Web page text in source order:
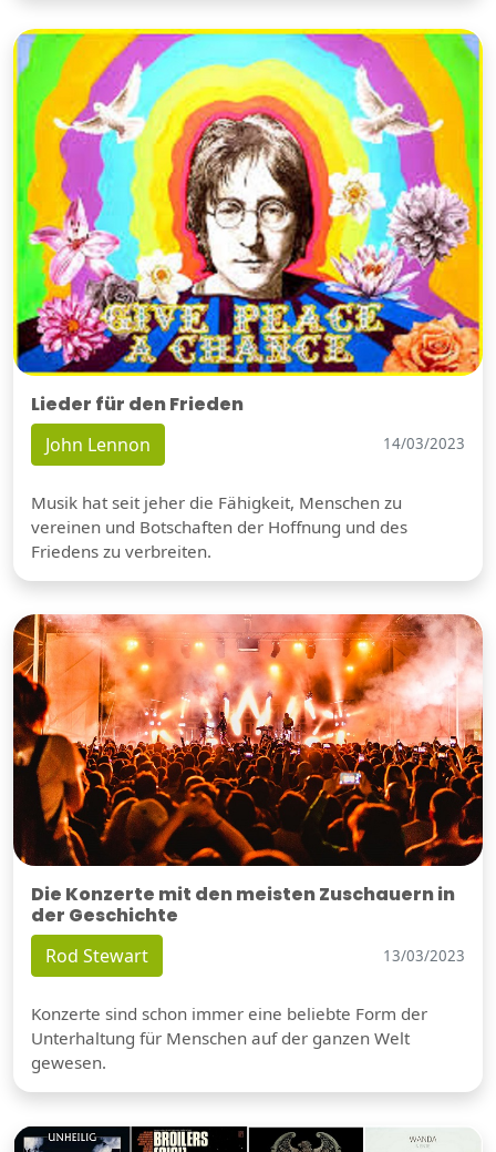
Lieder für den Frieden
John Lennon 14/03/2023
Musik hat seit jeher die Fähigkeit, Menschen zu
vereinen und Botschaften der Hoffnung und des
Friedens zu verbreiten.
Die Konzerte mit den meisten Zuschauern in
der Geschichte
Rod Stewart 13/03/2023
Konzerte sind schon immer eine beliebte Form der
Unterhaltung für Menschen auf der ganzen Welt
gewesen.